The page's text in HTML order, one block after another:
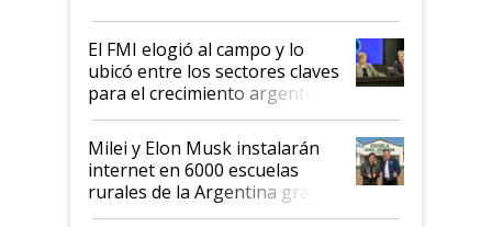
de Milei
El FMI elogió al campo y lo
ubicó entre los sectores claves
para el crecimiento argentino
Milei y Elon Musk instalarán
internet en 6000 escuelas
rurales de la Argentina gracias
a un acuerdo con Starlink